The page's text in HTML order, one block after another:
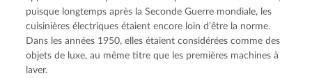
puisque longtemps après la Seconde Guerre mondiale, les
cuisinières électriques étaient encore loin d’être la norme.
Dans les années 1950, elles étaient considérées comme des
objets de luxe, au même titre que les premières machines à
laver.